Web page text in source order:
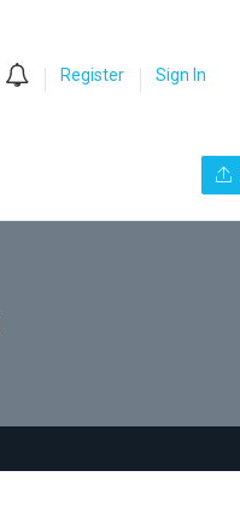
Register Sign In